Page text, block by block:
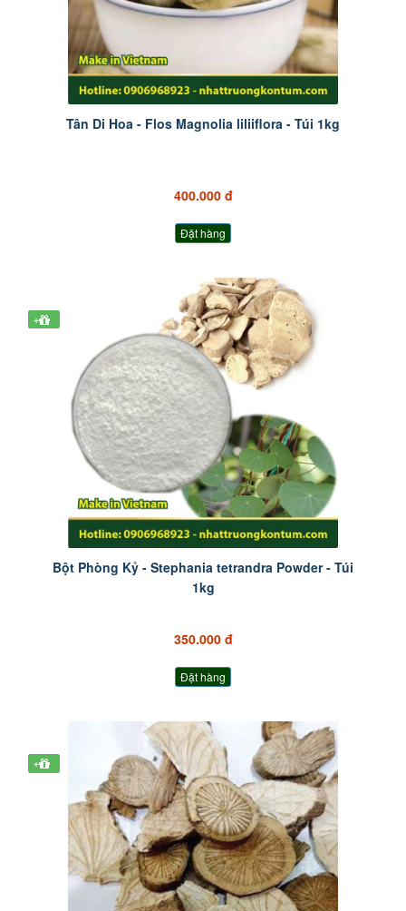
Tân Di Hoa - Flos Magnolia liliiflora - Túi 1kg
400.000 đ
Đặt hàng
+
Bột Phòng Kỷ - Stephania tetrandra Powder - Túi
1kg
350.000 đ
Đặt hàng
+